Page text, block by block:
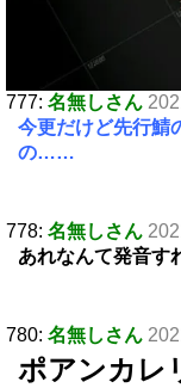
777: 名無しさん
今更だけど先行鯖
の……
778: 名無しさん
あれなんて発音す
780: 名無しさん
ポアンカ